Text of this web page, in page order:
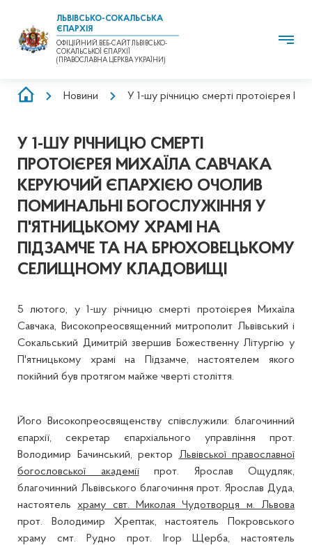
ЛЬВІВСЬКО-СОКАЛЬСЬКА
ЄПАРХІЯ
ОФІЦІЙНИЙ ВЕБ-САЙТ ЛЬВІВСЬКО-
СОКАЛЬСЬКОЇ ЄПАРХІЇ
(ПРАВОСЛАВНА ЦЕРКВА УКРАЇНИ)
РЯДОК
Новини У 1-шу річницю смерті протоієрея
У 1-ШУ РІЧНИЦЮ СМЕРТІ
ПРОТОІЄРЕЯ МИХАЇЛА САВЧАКА
КЕРУЮЧИЙ ЄПАРХІЄЮ ОЧОЛИВ
ПОМИНАЛЬНІ БОГОСЛУЖІННЯ У
П'ЯТНИЦЬКОМУ ХРАМІ НА
ПІДЗАМЧЕ ТА НА БРЮХОВЕЦЬКОМУ
СЕЛИЩНОМУ КЛАДОВИЩІ
5 лютого, у 1-шу річницю смерті протоієрея Михаїла
Савчака, Високопреосвященний митрополит Львівський і
Сокальський Димитрій звершив Божественну Літургію у
П'ятницькому храмі на Підзамче, настоятелем якого
покійний був протягом майже чверті століття.
Його Високопреосвященству співслужили: благочинний
єпархії, секретар єпархіального управління прот.
Володимир Бачинський, ректор Львівської православної
богословської академіїпрот. Ярослав Ощудляк,
благочинний Львівського благочиння прот. Ярослав Дуда,
настоятельхраму свт. Миколая Чудотворця м. Львова
прот. Володимир Хрептак, настоятель Покровського
храму смт. Рудно прот. Ігор Щерба, настоятель